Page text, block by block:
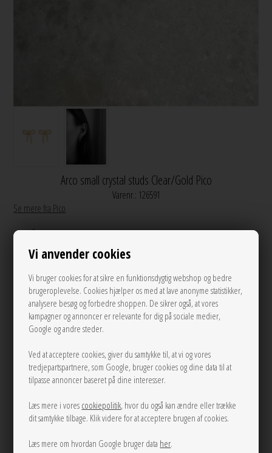
Vi anvender cookies
Vi bruger cookies for at sikre en funktionsdygtig webshop og bedre
brugeroplevelse. Cookies hjælper os med at lave anonyme statistikker,
analysere besøg og forbedre shoppen. De sikrer også, at vores
kampagner og annoncer er relevante for dig på sociale medier,
Google og andre steder.
Ved at acceptere cookies, giver du samtykke til, at vi og vores
tredjepartspartnere, som Google, bruger cookies og dine data til at
tilpasse annoncer baseret på dine interesser.
Læs mere i vores cookiepolitik, hvor du også kan ændre eller trække
dit samtykke tilbage. Klik videre for at acceptere brugen af cookies.
Læs mere om hvordan Google bruger data her.
Arco small crystal studs Clear/Gold Pico
Varenr.: 126591
Se mere fra Pico
På lager
375,00
Andre varianter